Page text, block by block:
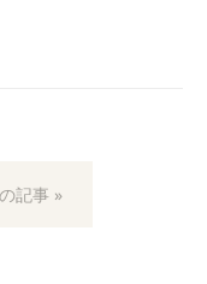
記事 »